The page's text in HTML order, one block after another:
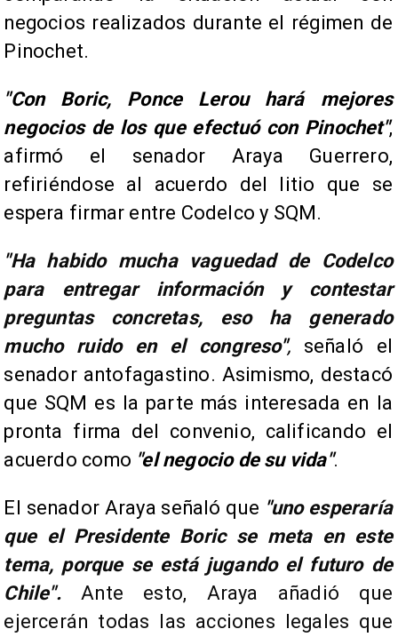
negocios realizados durante el régimen de
Pinochet.
"Con Boric, Ponce Lerou hará mejores
negocios de los que efectuó con Pinochet",
afirmó el senador Araya Guerrero,
refiriéndose al acuerdo del litio que se
espera firmar entre Codelco y SQM.
"Ha habido mucha vaguedad de Codelco
para entregar información y contestar
preguntas concretas, eso ha generado
mucho ruido en el congreso", señaló el
senador antofagastino. Asimismo, destacó
que SQM es la parte más interesada en la
pronta firma del convenio, calificando el
acuerdo como "el negocio de su vida".
El senador Araya señaló que "uno esperaría
que el Presidente Boric se meta en este
tema, porque se está jugando el futuro de
Chile".Ante esto, Araya añadió que
ejercerán todas las acciones legales que